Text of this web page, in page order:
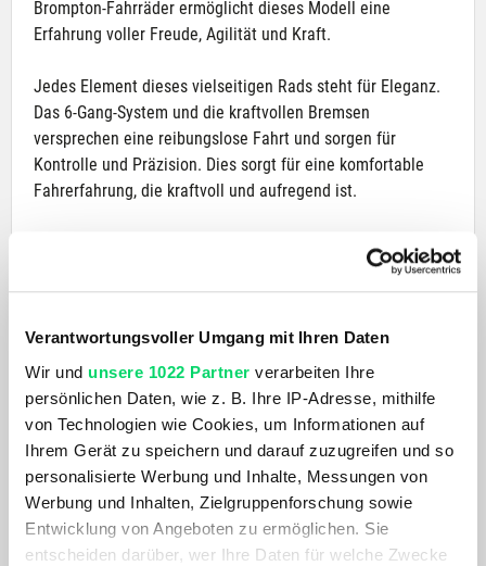
Verantwortungsvoller Umgang mit Ihren Daten
Wir und unsere 1022 Partner verarbeiten Ihre
persönlichen Daten, wie z. B. Ihre IP-Adresse, mithilfe
von Technologien wie Cookies, um Informationen auf
Ihrem Gerät zu speichern und darauf zuzugreifen und so
personalisierte Werbung und Inhalte, Messungen von
Werbung und Inhalten, Zielgruppenforschung sowie
Entwicklung von Angeboten zu ermöglichen. Sie
entscheiden darüber, wer Ihre Daten für welche Zwecke
Brompton-Fahrräder ermöglicht dieses Modell eine
Erfahrung voller Freude, Agilität und Kraft.
Jedes Element dieses vielseitigen Rads steht für Eleganz.
Das 6-Gang-System und die kraftvollen Bremsen
versprechen eine reibungslose Fahrt und sorgen für
Kontrolle und Präzision. Dies sorgt für eine komfortable
Fahrerfahrung, die kraftvoll und aufregend ist.
Experten-Engineering ist nicht der einzige Vorteil, den
dieses Alltagsrad mit sich bringt. Das ergonomische
Klappsystem lässt Sie mühelos rollen und gleiten und kann
ein kompaktes Tragezubehör zu verwandeln. Perfekt für
Pendler oder unbeschwerte Reisende, die jeden Winkel an
einem neuen Ort besuchen möchten. Der Rahmen ist leicht
und einfach zu tragen.
Es hat eine umweltfreundliche Power-Beschichtung und
unser Expertenteam fertigt jedes Rad in der Londoner
Brompton-Fabrik in Handarbeit an.